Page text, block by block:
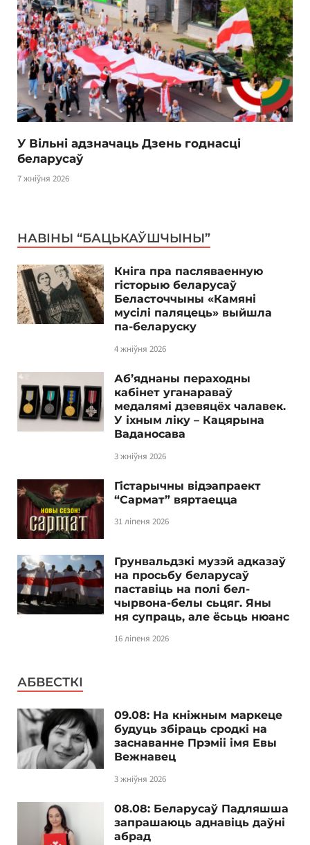
У Вільні адзначаць Дзень годнасці
беларусаў
7 жніўня 2026
НАВІНЫ “БАЦЬКАЎШЧЫНЫ”
Кніга пра пасляваенную
гісторыю беларусаў
Беласточчыны «Камяні
мусілі паляцець» выйшла
па-беларуску
4 жніўня 2026
Аб’яднаны пераходны
кабінет уганараваў
медалямі дзевяцёх чалавек.
У іхным ліку – Кацярына
Ваданосава
3 жніўня 2026
Гістарычны відэапраект
“Сармат” вяртаецца
31 ліпеня 2026
Грунвальдзкі музэй адказаў
на просьбу беларусаў
паставіць на полі бел-
чырвона-белы сьцяг. Яны
ня супраць, але ёсьць нюанс
16 ліпеня 2026
АБВЕСТКІ
09.08: На кніжным маркеце
будуць збіраць сродкі на
заснаванне Прэміі імя Евы
Вежнавец
3 жніўня 2026
08.08: Беларусаў Падляшша
запрашаюць аднавіць даўні
абрад